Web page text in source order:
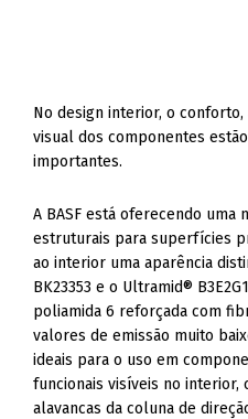
No design interior, o
visual dos componentes
importantes.
A BASF está oferecendo uma
estruturais para superfícies
ao interior uma aparência
BK23353 e o Ultramid®
poliamida 6 reforçada com
valores de emissão muito
ideais para o uso em
funcionais visíveis no interior,
alavancas da coluna de